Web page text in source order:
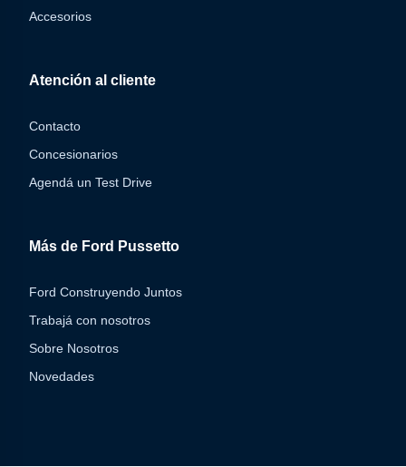
Accesorios
Atención al cliente
Contacto
Concesionarios
Agendá un Test Drive
Más de Ford Pussetto
Ford Construyendo Juntos
Trabajá con nosotros
Sobre Nosotros
Novedades